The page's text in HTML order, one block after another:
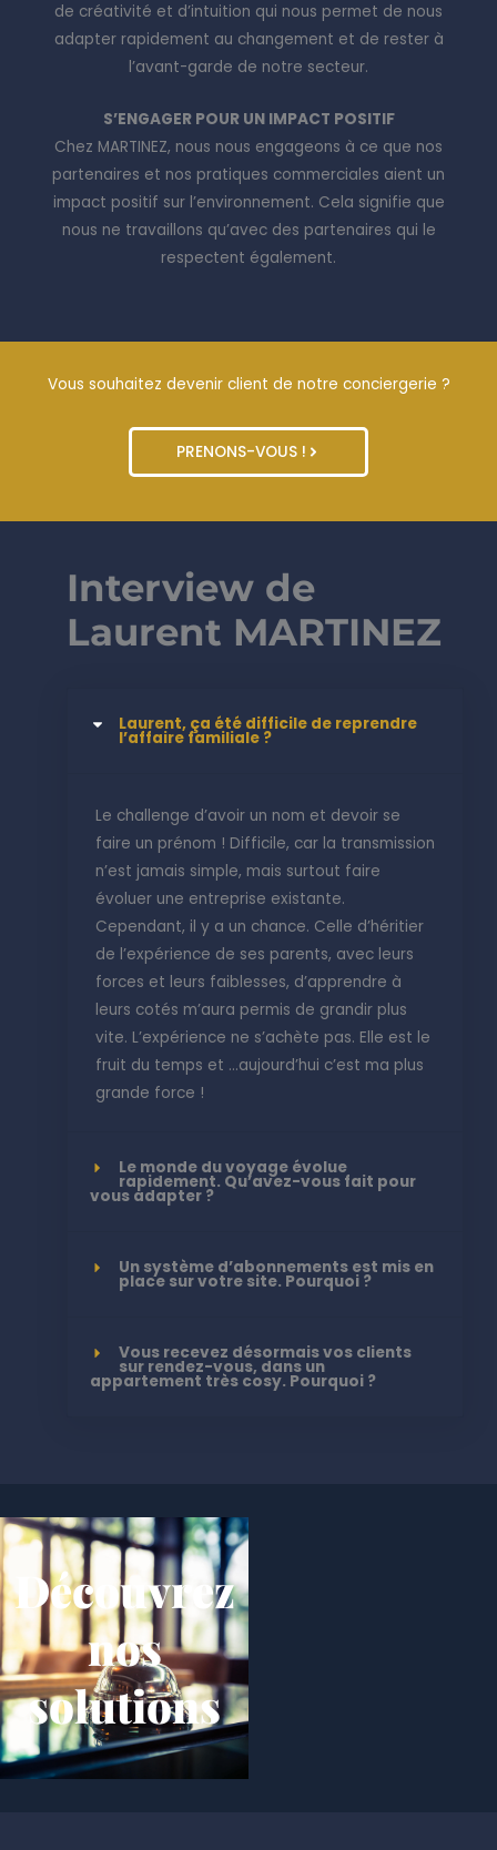
de créativité et d’intuition qui nous permet de nous
adapter rapidement au changement et de rester à
l’avant-garde de notre secteur.
S’ENGAGER POUR UN IMPACT POSITIF
Chez MARTINEZ, nous nous engageons à ce que nos
partenaires et nos pratiques commerciales aient un
impact positif sur l’environnement. Cela signifie que
nous ne travaillons qu’avec des partenaires qui le
respectent également.
Vous souhaitez devenir client de notre conciergerie ?
PRENONS-VOUS !
Interview de
Laurent MARTINEZ
Laurent, ça été difficile de reprendre
l’affaire familiale ?
Le challenge d’avoir un nom et devoir se
faire un prénom ! Difficile, car la transmission
n’est jamais simple, mais surtout faire
évoluer une entreprise existante.
Cependant, il y a un chance. Celle d’héritier
de l’expérience de ses parents, avec leurs
forces et leurs faiblesses, d’apprendre à
leurs cotés m’aura permis de grandir plus
vite. L’expérience ne s’achète pas. Elle est le
fruit du temps et …aujourd’hui c’est ma plus
grande force !
Le monde du voyage évolue
rapidement. Qu’avez-vous fait pour
vous adapter ?
Un système d’abonnements est mis en
place sur votre site. Pourquoi ?
Vous recevez désormais vos clients
sur rendez-vous, dans un
appartement très cosy. Pourquoi ?
Découvrez
nos
solutions